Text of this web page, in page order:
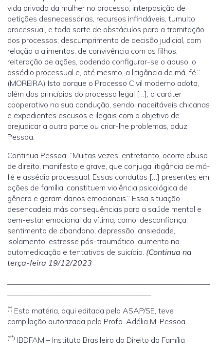
vida privada da mulher no processo; interposição de
petições desnecessárias, recursos infindáveis, tumulto
processual, e toda sorte de obstáculos para a tramitação
dos processos; descumprimento de decisão judicial, com
relação a alimentos, de convivência com os filhos,
reiteração de ações, podendo configurar-se o abuso, o
assédio processual e, até mesmo, a litigância de má-fé.”
(MOREIRA) Isto porque o Processo Civil moderno adota,
além dos princípios do processo legal […], o caráter
cooperativo na sua condução, sendo inaceitáveis chicanas
e expedientes escusos e ilegais com o objetivo de
prejudicar a outra parte ou criar-lhe problemas, aduz
Pessoa.
Continua Pessoa: “Muitas vezes, entretanto, ocorre abuso
de direito, manifesto e grave, que conjuga litigância de má-
fé e assédio processual. Essas condutas […] presentes em
ações de família, constituem violência psicológica de
gênero e geram danos emocionais.” Essa situação
desencadeia más consequências para a saúde mental e
bem-estar emocional da vítima, como: desconfiança,
sentimento de abandono, depressão, ansiedade,
isolamento, estresse pós-traumático, aumento na
automedicação e tentativas de suicídio. (Continua na
terça-feira 19/12/2023
(*) Esta matéria, aqui editada pela ASAP/SE, teve
compilação autorizada pela Profa. Adélia M. Pessoa
(**) IBDFAM – Instituto Brasileiro do Direito da Família